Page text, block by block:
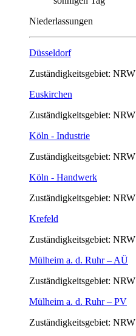
Niederlassungen
Düsseldorf
Zuständigkeitsgebiet: NRW
Euskirchen
Zuständigkeitsgebiet: NRW
Köln - Industrie
Zuständigkeitsgebiet: NRW
Köln - Handwerk
Zuständigkeitsgebiet: NRW
Krefeld
Zuständigkeitsgebiet: NRW
Mülheim a. d. Ruhr – AÜ
Zuständigkeitsgebiet: NRW
Mülheim a. d. Ruhr – PV
Zuständigkeitsgebiet: NRW